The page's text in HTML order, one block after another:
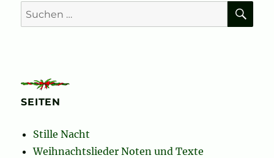
E
Suchen
nach:
SEITEN
Stille Nacht
Weihnachtslieder Noten und Texte